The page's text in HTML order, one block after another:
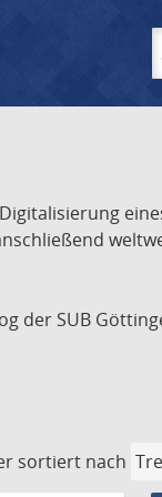
der SUB
sortiert nach